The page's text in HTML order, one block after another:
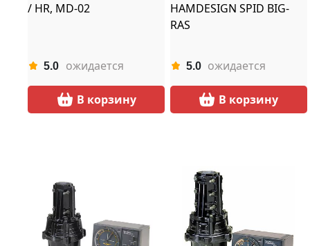
/ HR, MD-02
5.0 ожидается
В корзину
HAMDESIGN SPID BIG-
RAS
5.0 ожидается
В корзину